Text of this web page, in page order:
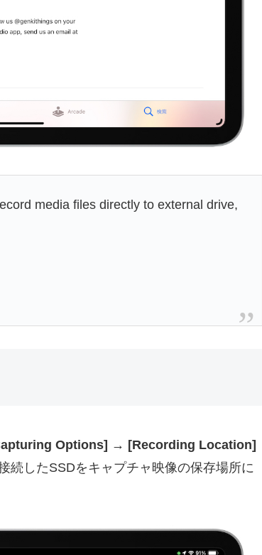
media files directly to external drive,
Options] → [Recording Location]
続したSSDをキャプチャ映像の保存場所に